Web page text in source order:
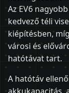
Az EV6
kedvező téli
kiépítésben,
városi és
hatótávat tart.
A hatótáv